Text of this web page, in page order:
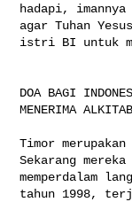
hadapi, imannya
agar Tuhan
istri BI untuk
DOA BAGI
MENERIMA ALKITAB
Timor
Sekarang
memperdalam
tahun 1998,